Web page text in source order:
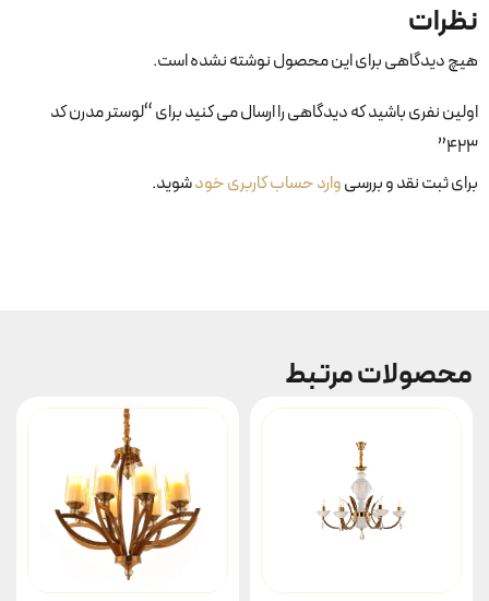
نظرات
هیچ دیدگاهی برای این محصول نوشته نشده است.
اولین نفری باشید که دیدگاهی را ارسال می کنید برای “لوستر مدرن کد
۴۲۳”
برای ثبت نقد و بررسیوارد حساب کاربری خودشوید.
محصولات مرتبط